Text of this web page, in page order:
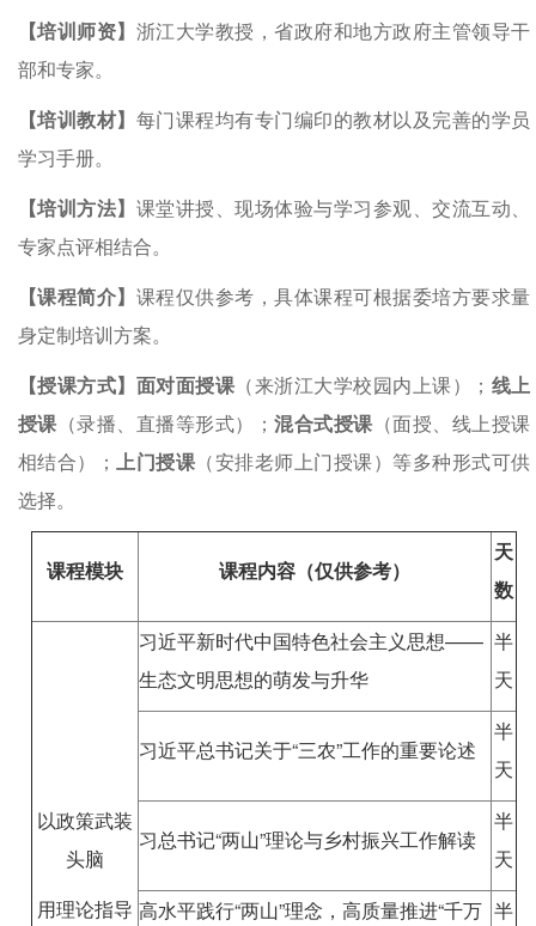
【培训师资】 浙江大学教授，省政府和地方政府主管领导干
部和专家。
【培训教材】 每门课程均有专门编印的教材以及完善的学员
学习手册。
【培训方法】 课堂讲授、现场体验与学习参观、交流互动、
专家点评相结合。
【课程简介】 课程仅供参考，具体课程可根据委培方要求量
身定制培训方案。
【授课方式】面对面授课 （来浙江大学校园内上课）； 线上
授课 （录播、直播等形式）； 混合式授课 （面授、线上授课
相结合）； 上门授课 （安排老师上门授课）等多种形式可供
选择。
课程模块 课程内容（仅供参考）
天
数
以政策武装
头脑
用理论指导
习近平新时代中国特色社会主义思想——
生态文明思想的萌发与升华
半
天
习近平总书记关于“三农”工作的重要论述
半
天
习总书记“两山”理论与乡村振兴工作解读
半
天
高水平践行“两山”理念，高质量推进“千万 半